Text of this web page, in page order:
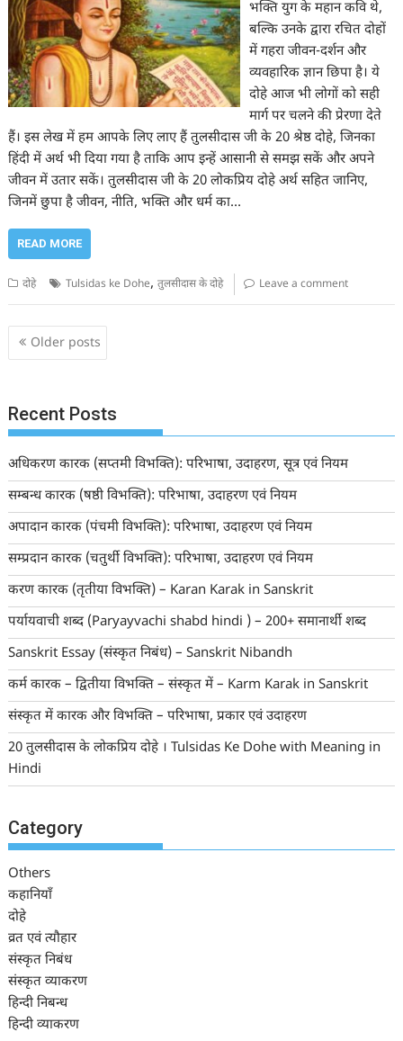
भक्ति युग के महान कवि थे,
बल्कि उनके द्वारा रचित दोहों
में गहरा जीवन-दर्शन और
व्यवहारिक ज्ञान छिपा है। ये
दोहे आज भी लोगों को सही
मार्ग पर चलने की प्रेरणा देते
हैं। इस लेख में हम आपके लिए लाए हैं तुलसीदास जी के 20 श्रेष्ठ दोहे, जिनका
हिंदी में अर्थ भी दिया गया है ताकि आप इन्हें आसानी से समझ सकें और अपने
जीवन में उतार सकें। तुलसीदास जी के 20 लोकप्रिय दोहे अर्थ सहित जानिए,
जिनमें छुपा है जीवन, नीति, भक्ति और धर्म का…
READ MORE
दोहे Tulsidas ke Dohe,तुलसीदास के दोहे Leave a comment
Posts
navigation
Older posts
Recent Posts
अधिकरण कारक (सप्तमी विभक्ति): परिभाषा, उदाहरण, सूत्र एवं नियम
सम्बन्ध कारक (षष्ठी विभक्ति): परिभाषा, उदाहरण एवं नियम
अपादान कारक (पंचमी विभक्ति): परिभाषा, उदाहरण एवं नियम
सम्प्रदान कारक (चतुर्थी विभक्ति): परिभाषा, उदाहरण एवं नियम
करण कारक (तृतीया विभक्ति) – Karan Karak in Sanskrit
पर्यायवाची शब्द (Paryayvachi shabd hindi ) – 200+ समानार्थी शब्द
Sanskrit Essay (संस्कृत निबंध) – Sanskrit Nibandh
कर्म कारक – द्वितीया विभक्ति – संस्कृत में – Karm Karak in Sanskrit
संस्कृत में कारक और विभक्ति – परिभाषा, प्रकार एवं उदाहरण
20 तुलसीदास के लोकप्रिय दोहे । Tulsidas Ke Dohe with Meaning in
Hindi
Category
Others
कहानियाँ
दोहे
व्रत एवं त्यौहार
संस्कृत निबंध
संस्कृत व्याकरण
हिन्दी निबन्ध
हिन्दी व्याकरण